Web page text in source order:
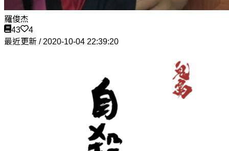
羅俊杰
43
4
最近更新 / 2020-10-04 22:39:20